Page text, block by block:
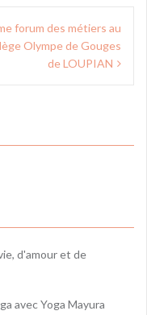
forum des métiers au
Olympe de Gouges
de LOUPIAN
d'amour et de
avec Yoga Mayura